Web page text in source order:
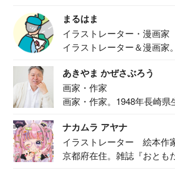
まるはま
イラストレーター・漫画家
イラストレーター＆漫画家
あきやま かぜさぶろう
画家・作家
画家・作家。1948年長崎県
ナカムラ アヤナ
イラストレーター 絵本作
京都府在住。雑誌『おとも